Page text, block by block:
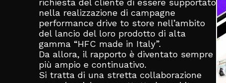
nella realizzazione di campagne
performance drive to store nell’ambito
del lancio del loro prodotto di alta
gamma “HFC made in Italy”.
Da allora, il rapporto è diventato sempre
più ampio e continuativo.
Si tratta di una stretta collaborazione